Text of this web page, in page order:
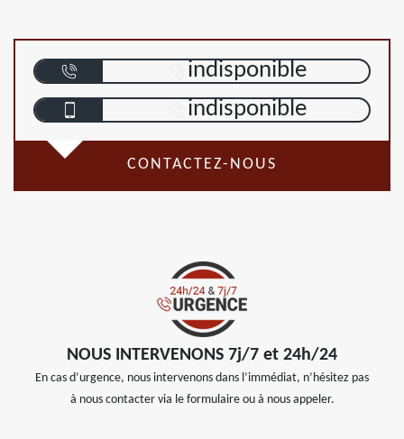
indisponible
indisponible
CONTACTEZ-NOUS
NOUS INTERVENONS 7j/7 et 24h/24
En cas d’urgence, nous intervenons dans l’immédiat, n’hésitez pas
à nous contacter via le formulaire ou à nous appeler.